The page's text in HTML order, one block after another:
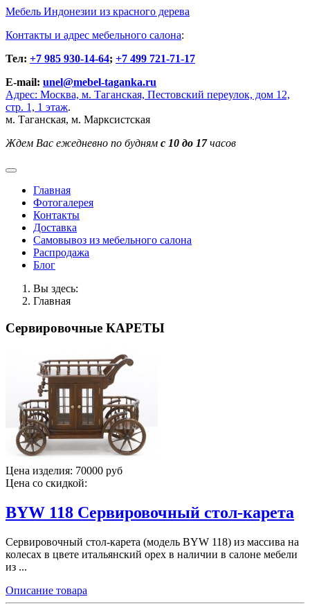
Мебель Индонезии из красного дерева
Контакты и адрес мебельного салона:
Тел: +7 985 930-14-64; +7 499 721-71-17
E-mail: unel@mebel-taganka.ru
Адрес: Москва, м. Таганская, Пестовский переулок, дом 12,
стр. 1, 1 этаж.
м. Таганская, м. Марксистская
Ждем Вас ежедневно по будням с 10 до 17часов
Главная
Фотогалерея
Контакты
Доставка
Cамовывоз из мебельного салона
Распродажа
Блог
Вы здесь:
Главная
Сервировочные КАРЕТЫ
Цена изделия: 70000 руб
Цена со скидкой:
BYW 118 Сервировочный стол-карета
Сервировочный стол-карета (модель BYW 118) из массива на
колесах в цвете итальянский орех в наличии в салоне мебели
из ...
Описание товара